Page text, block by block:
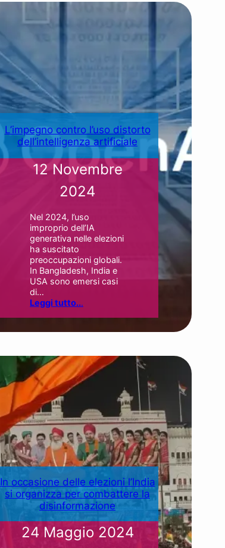
L’impegno contro l’uso distorto
dell’intelligenza artificiale
12 Novembre
2024
Nel 2024, l’uso
improprio dell’IA
generativa nelle elezioni
ha suscitato
preoccupazioni globali.
In Bangladesh, India e
USA sono emersi casi
di…
Leggi tutto...
In occasione delle elezioni l’India
si organizza per combattere la
disinformazione
24 Maggio 2024